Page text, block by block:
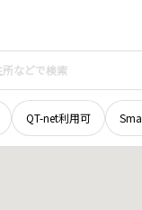
QT-net利用可